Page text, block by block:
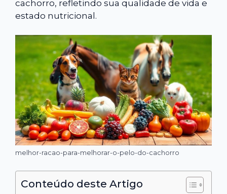
cachorro, refletindo sua qualidade de vida e
estado nutricional.
melhor-racao-para-melhorar-o-pelo-do-cachorro
Conteúdo deste Artigo